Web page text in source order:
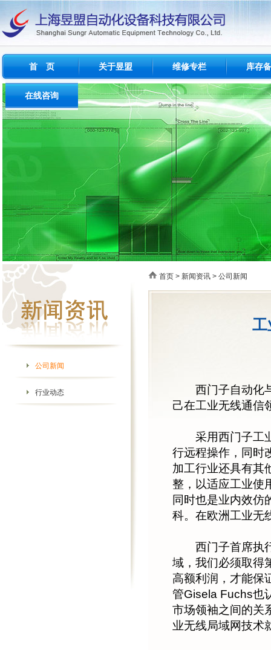
首 页 关于昱盟
公司概况
经营范围
成功案例
维修专栏
维修简介
维修范围
维修周期
测试设备
流程及收费标准
库存
西门子
FANUC
其他品
在线咨询
问题与反馈
公司新闻
行业动态
首页 > 新闻资讯 > 公司新闻
工
西门子自动化与
己在工业无线通信
采用西门子工业
行远程操作，同时
加工行业还具有其
整，以适应工业使
同时也是业内效仿
科。在欧洲工业无
西门子首席执行
域，我们必须取得
高额利润，才能保
管Gisela Fuchs也
市场领袖之间的关
业无线局域网技术